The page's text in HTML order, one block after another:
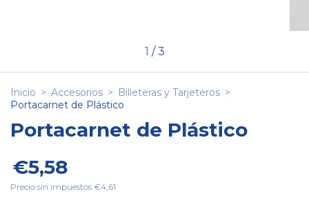
1 /3
Inicio > Accesorios > Billeteras y Tarjeteros >
Portacarnet de Plástico
Portacarnet de Plástico
€5,58
Precio sin impuestos €4,61